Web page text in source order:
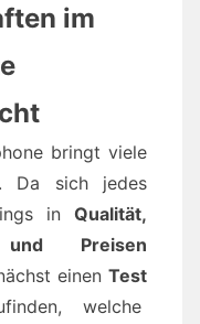
im
bringt viele
Da sich jedes
in Qualität,
und Preisen
einen Test
welche